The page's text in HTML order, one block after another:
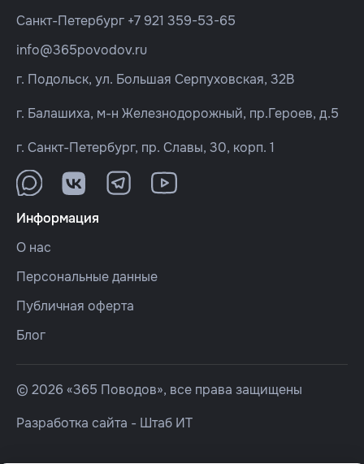
Санкт-Петербург +7 921 359-53-65
info@365povodov.ru
г. Подольск, ул. Большая Серпуховская, 32В
г. Балашиха, м-н Железнодорожный, пр.Героев, д.5
г. Санкт-Петербург, пр. Славы, 30, корп. 1
Информация
О нас
Персональные данные
Публичная оферта
Блог
© 2026 «365 Поводов», все права защищены
Разработка сайта - Штаб ИТ